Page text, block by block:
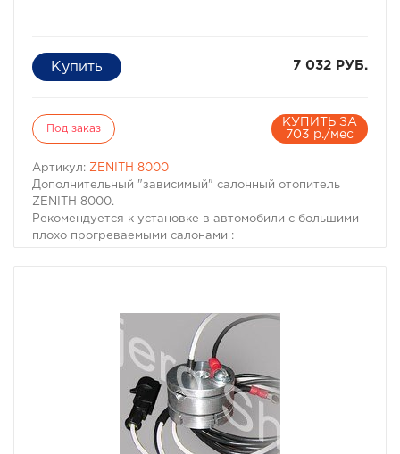
7 032 РУБ.
Под заказ
КУПИТЬ ЗА
703 р./мес
Артикул: ZENITH 8000
Дополнительный "зависимый" салонный отопитель
ZENITH 8000.
Рекомендуется к установке в автомобили с большими
плохо прогреваемыми салонами :
- Автомобили Land Rover Defender
- Строительно-дорожная техника
- Сельхозтехника
- Техника специального назначения
Для лучшей эффективности работы мы рекомендуем
устанавливать в паре с этим отопителем
дополнительную электропомпу Eberspacher или аналог